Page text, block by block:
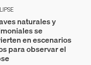
naturales y
se
en escenarios
para observar el